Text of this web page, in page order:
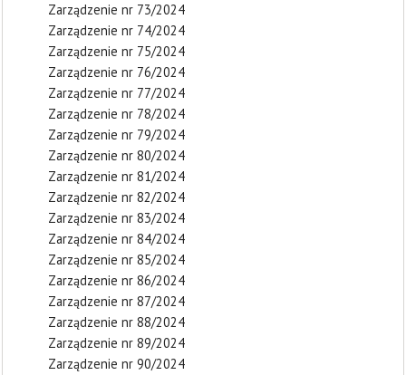
Zarządzenie nr 73/2024
Zarządzenie nr 74/2024
Zarządzenie nr 75/2024
Zarządzenie nr 76/2024
Zarządzenie nr 77/2024
Zarządzenie nr 78/2024
Zarządzenie nr 79/2024
Zarządzenie nr 80/2024
Zarządzenie nr 81/2024
Zarządzenie nr 82/2024
Zarządzenie nr 83/2024
Zarządzenie nr 84/2024
Zarządzenie nr 85/2024
Zarządzenie nr 86/2024
Zarządzenie nr 87/2024
Zarządzenie nr 88/2024
Zarządzenie nr 89/2024
Zarządzenie nr 90/2024